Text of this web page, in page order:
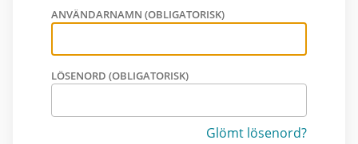
ANVÄNDARNAMN (OBLIGATORISK)
LÖSENORD (OBLIGATORISK)
Glömt lösenord?